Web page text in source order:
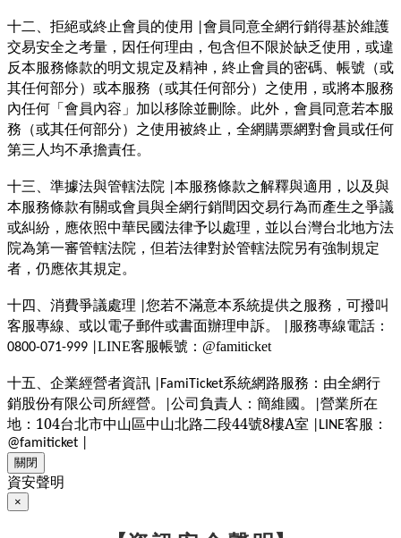
十二、拒絕或終止會員的使用 會員同意全網行銷得基於維護
交易安全之考量，因任何理由，包含但不限於缺乏使用，或違
反本服務條款的明文規定及精神，終止會員的密碼、帳號（或
其任何部分）或本服務（或其任何部分）之使用，或將本服務
內任何「會員內容」加以移除並刪除。此外，會員同意若本服
務（或其任何部分）之使用被終止，全網購票網對會員或任何
第三人均不承擔責任。
十三、準據法與管轄法院 本服務條款之解釋與適用，以及與
本服務條款有關或會員與全網行銷間因交易行為而產生之爭議
或糾紛，應依照中華民國法律予以處理，並以台灣台北地方法
院為第一審管轄法院，但若法律對於管轄法院另有強制規定
者，仍應依其規定。
十四、消費爭議處理 您若不滿意本系統提供之服務，可撥叫
客服專線、或以電子郵件或書面辦理申訴。
服務專線電話：
0800-071-999 | LINE客服帳號 ： @famiticket
十五、企業經營者資訊 |FamiTicket系統網路服務：由全網行
銷股份有限公司所經營。
公司負責人：簡維國。
營業所在
地：104台北市中山區中山北路二段44號8樓A室 |LINE客服：
@famiticket |
關閉
資安聲明
×